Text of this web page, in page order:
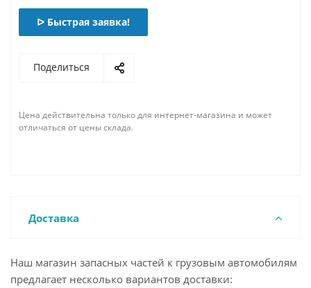
ᐅ Быстрая заявка!
Поделиться
Цена действительна только для интернет-магазина и может
отличаться от цены склада.
Доставка
Наш магазин запасных частей к грузовым автомобилям
предлагает несколько вариантов доставки: